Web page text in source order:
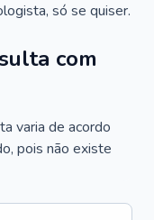
só se quiser.
com
varia de acordo
pois não existe